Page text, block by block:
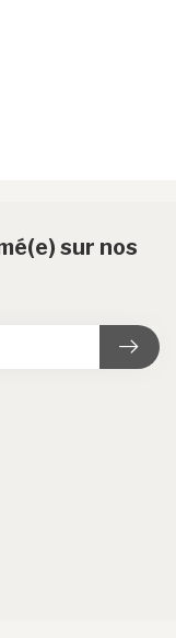
sur nos